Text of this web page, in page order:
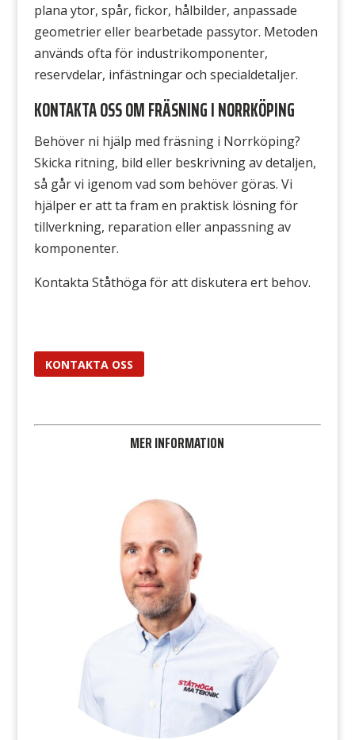
plana ytor, spår, fickor, hålbilder, anpassade
geometrier eller bearbetade passytor. Metoden
används ofta för industrikomponenter,
reservdelar, infästningar och specialdetaljer.
KONTAKTA OSS OM FRÄSNING I NORRKÖPING
Behöver ni hjälp med fräsning i Norrköping?
Skicka ritning, bild eller beskrivning av detaljen,
så går vi igenom vad som behöver göras. Vi
hjälper er att ta fram en praktisk lösning för
tillverkning, reparation eller anpassning av
komponenter.
Kontakta Ståthöga för att diskutera ert behov.
KONTAKTA OSS
MER INFORMATION